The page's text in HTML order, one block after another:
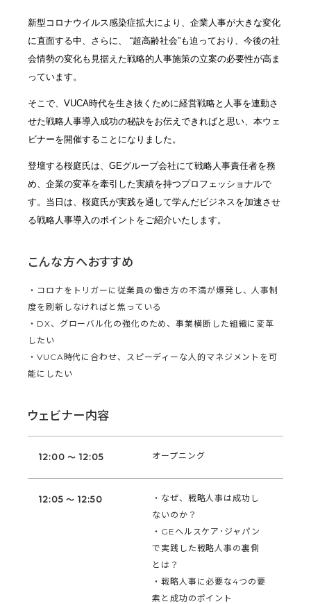
新型コロナウイルス感染症拡大により、企業人事が大きな変化
に直面する中、さらに、 “超高齢社会”も迫っており、今後の社
会情勢の変化も見据えた戦略的人事施策の立案の必要性が高ま
っています。
そこで、VUCA時代を生き抜くために経営戦略と人事を連動さ
せた戦略人事導入成功の秘訣をお伝えできればと思い、本ウェ
ビナーを開催することになりました。
登壇する桜庭氏は、GEグループ会社にて戦略人事責任者を務
め、企業の変革を牽引した実績を持つプロフェッショナルで
す。当日は、桜庭氏が実践を通して学んだビジネスを加速させ
る戦略人事導入のポイントをご紹介いたします。
こんな方へおすすめ
・コロナをトリガーに従業員の働き方の不満が爆発し、人事制
度を刷新しなければと焦っている
・DX、グローバル化の強化のため、事業横断した組織に変革
したい
・VUCA時代に合わせ、スピーディーな人的マネジメントを可
能にしたい
ウェビナー内容
12:00 ～ 12:05 オープニング
12:05 ～ 12:50
・なぜ、戦略人事は成功し
ないのか？
・GEヘルスケア･ジャパン
で実践した戦略人事の裏側
とは？
・戦略人事に必要な4つの要
素と成功のポイント